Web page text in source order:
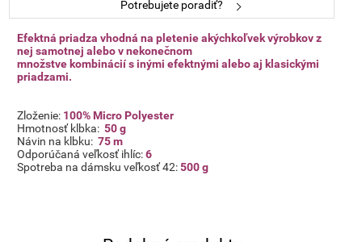
Potrebujete poradiť?
Efektná priadza vhodná na pletenie akýchkoľvek výrobkov z
nej samotnej alebo v nekonečnom
množstve kombinácií s inými efektnými alebo aj klasickými
priadzami.
Zloženie: 100% Micro Polyester
Hmotnosť klbka: 50 g
Návin na klbku: 75 m
Odporúčaná veľkosť ihlíc:6
Spotreba na dámsku veľkosť 42:500 g